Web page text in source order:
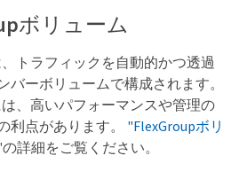
ボリューム
トラフィックを自動的かつ透過
バーボリュームで構成されます。
、高いパフォーマンスや管理の
利点があります。 "FlexGroupボリ
の詳細をご覧ください。